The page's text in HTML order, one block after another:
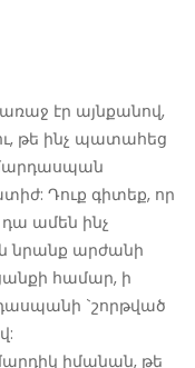
էր այնքանով,
թե ինչ պատահեց
Դուք գիտեք, որ
ամեն ինչ
նրանք արժանի
համար, ի
`շորթված
իմանան, թե